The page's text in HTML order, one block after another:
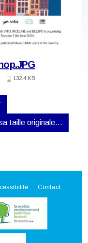
132.4 KB
taille originale…
Contact